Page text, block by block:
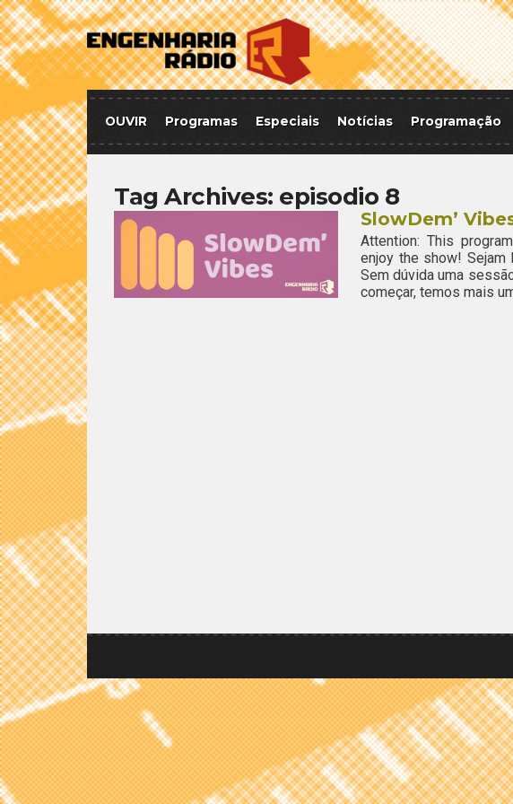
OUVIR Programas Especiais Notícias Programação
Tag Archives: episodio 8
SlowDem’
Attention: This
enjoy the show!
Sem dúvida uma
começar, temos mais